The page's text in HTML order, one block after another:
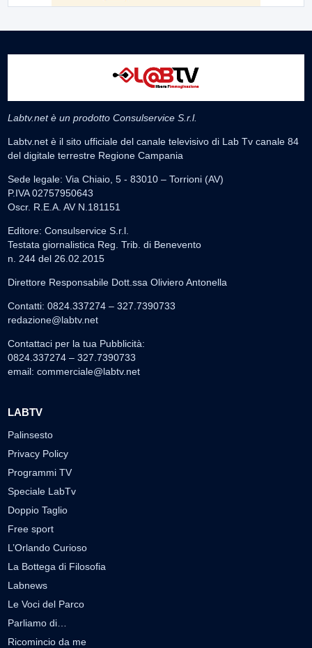
Labtv.net è un prodotto Consulservice S.r.l.
Labtv.net è il sito ufficiale del canale televisivo di Lab Tv canale 84
del digitale terrestre Regione Campania
Sede legale: Via Chiaio, 5 - 83010 – Torrioni (AV)
P.IVA 02757950643
Oscr. R.E.A. AV N.181151
Editore: Consulservice S.r.l.
Testata giornalistica Reg. Trib. di Benevento
n. 244 del 26.02.2015
Direttore Responsabile Dott.ssa Oliviero Antonella
Contatti: 0824.337274 – 327.7390733
redazione@labtv.net
Contattaci per la tua Pubblicità:
0824.337274 – 327.7390733
email: commerciale@labtv.net
LABTV
Palinsesto
Privacy Policy
Programmi TV
Speciale LabTv
Doppio Taglio
Free sport
L’Orlando Curioso
La Bottega di Filosofia
Labnews
Le Voci del Parco
Parliamo di…
Ricomincio da me